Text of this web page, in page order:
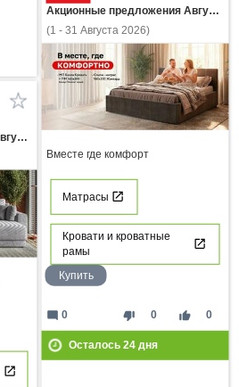
Акционные предложения Августа
(1 - 31 Августа 2026)
Вместе где комфорт
Матрасы
Кровати и кроватные
рамы
Купить
thumb_down 0 thumb_up 0
mode_comment 0
Осталось 24дня
Акционные предложения Августа